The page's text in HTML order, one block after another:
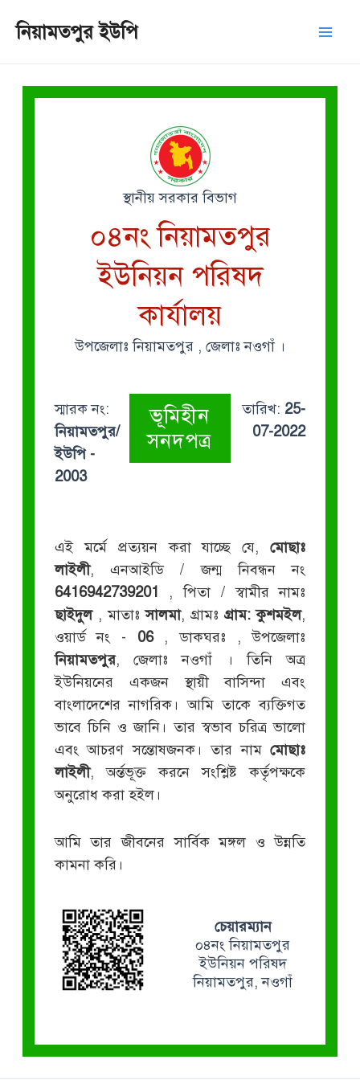
নিয়ামতপুর ইউপি
স্থানীয় সরকার বিভাগ
০৪নং নিয়ামতপুর
ইউনিয়ন পরিষদ
কার্যালয়
উপজেলাঃ নিয়ামতপুর , জেলাঃ নওগাঁ ।
স্মারক নং:
নিয়ামতপুর/
ইউপি -
2003
ভূমিহীন
সনদপত্র
তারিখ: 25-
07-2022
এই মর্মে প্রত্যয়ন করা যাচ্ছে যে,মোছাঃ
লাইলী, এনআইডি / জন্ম নিবন্ধন নং
6416942739201
, পিতা / স্বামীর নামঃ
ছাইদুল, মাতাঃসালমা, গ্রামঃগ্রাম: কুশমইল,
ওয়ার্ড নং - 06, ডাকঘরঃ
, উপজেলাঃ
নিয়ামতপুর, জেলাঃ নওগাঁ । তিনি অত্র
ইউনিয়নের একজন স্থায়ী বাসিন্দা এবং
বাংলাদেশের নাগরিক। আমি তাকে ব্যক্তিগত
ভাবে চিনি ও জানি। তার স্বভাব চরিত্র ভালো
এবং আচরণ সন্তোষজনক। তার নামমোছাঃ
লাইলী, অর্ন্তভূক্ত করনে সংশ্লিষ্ট কর্তৃপক্ষকে
অনুরোধ করা হইল।
আমি তার জীবনের সার্বিক মঙ্গল ও উন্নতি
কামনা করি।
চেয়ারম্যান
০৪নং নিয়ামতপুর
ইউনিয়ন পরিষদ
নিয়ামতপুর, নওগাঁ